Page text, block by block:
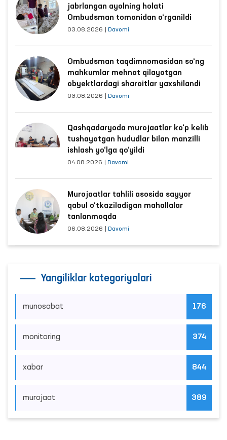
jabrlangan ayolning holati
Ombudsman tomonidan o‘rganildi
03.08.2026 Davomi
Ombudsman taqdimnomasidan so‘ng
mahkumlar mehnat qilayotgan
obyektlardagi sharoitlar yaxshilandi
03.08.2026 Davomi
Qashqadaryoda murojaatlar ko‘p kelib
tushayotgan hududlar bilan manzilli
ishlash yo‘lga qo‘yildi
04.08.2026 Davomi
Murojaatlar tahlili asosida sayyor
qabul o‘tkaziladigan mahallalar
tanlanmoqda
06.08.2026 Davomi
Yangiliklar kategoriyalari
munosabat 176
monitoring 374
xabar 844
murojaat 389